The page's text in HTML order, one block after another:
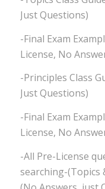
Just Questions)
-Final Exam
License, No
-Principles Class
Just Questions)
-Final Exam
License, No
-All Pre-License
searching-(Topics